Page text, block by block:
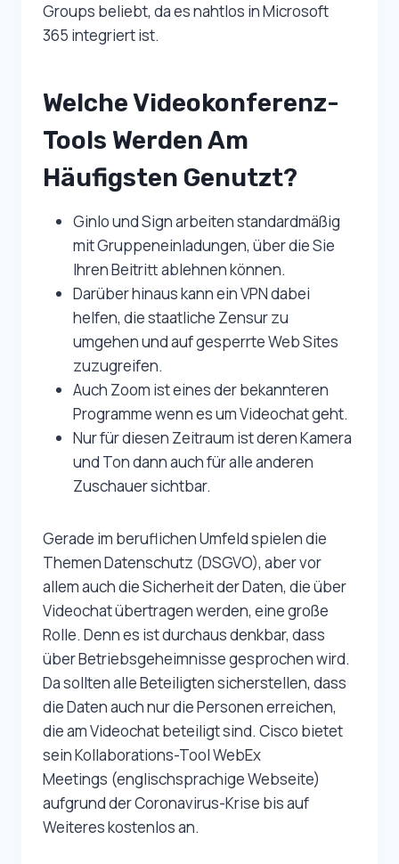
Groups beliebt, da es nahtlos in Microsoft
365 integriert ist.
Welche Videokonferenz-
Tools Werden Am
Häufigsten Genutzt?
Ginlo und Sign arbeiten standardmäßig
mit Gruppeneinladungen, über die Sie
Ihren Beitritt ablehnen können.
Darüber hinaus kann ein VPN dabei
helfen, die staatliche Zensur zu
umgehen und auf gesperrte Web Sites
zuzugreifen.
Auch Zoom ist eines der bekannteren
Programme wenn es um Videochat geht.
Nur für diesen Zeitraum ist deren Kamera
und Ton dann auch für alle anderen
Zuschauer sichtbar.
Gerade im beruflichen Umfeld spielen die
Themen Datenschutz (DSGVO), aber vor
allem auch die Sicherheit der Daten, die über
Videochat übertragen werden, eine große
Rolle. Denn es ist durchaus denkbar, dass
über Betriebsgeheimnisse gesprochen wird.
Da sollten alle Beteiligten sicherstellen, dass
die Daten auch nur die Personen erreichen,
die am Videochat beteiligt sind. Cisco bietet
sein Kollaborations-Tool WebEx
Meetings (englischsprachige Webseite)
aufgrund der Coronavirus-Krise bis auf
Weiteres kostenlos an.